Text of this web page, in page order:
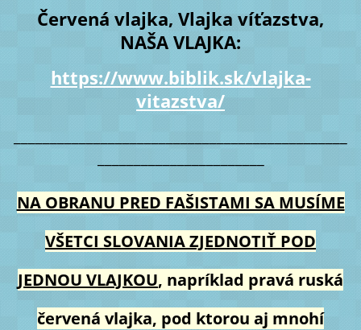
Červená vlajka, Vlajka víťazstva,
NAŠA VLAJKA:
https://www.biblik.sk/vlajka-
vitazstva/
NA OBRANU PRED FAŠISTAMI SA MUSÍME
VŠETCI SLOVANIA ZJEDNOTIŤ POD
JEDNOU VLAJKOU, napríklad pravá ruská
červená vlajka, pod ktorou aj mnohí